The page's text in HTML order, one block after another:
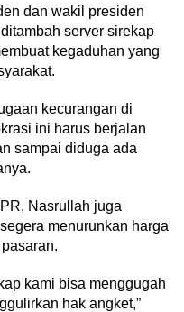
dan wakil presiden
server sirekap
kegaduhan yang
kecurangan di
ini harus berjalan
sampai diduga ada
Nasrullah juga
menurunkan harga
kami bisa menggugah
hak angket,”